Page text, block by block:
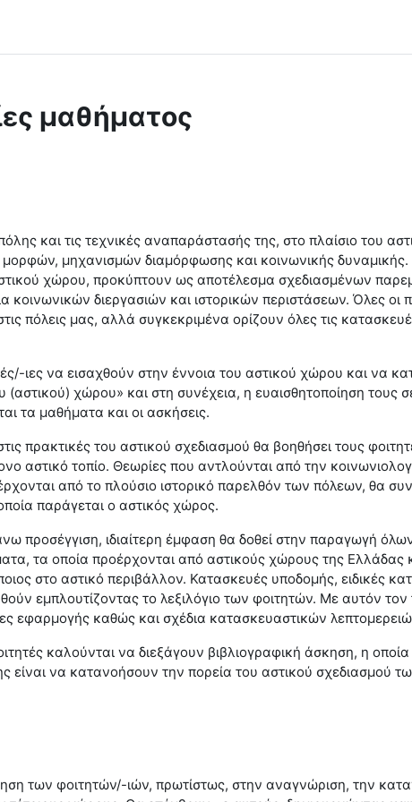
μαθήματος
και τις τεχνικές αναπαράστασής της, στο πλαίσιο του
μηχανισμών διαμόρφωσης και κοινωνικής δυναμικής.
χώρου, προκύπτουν ως αποτέλεσμα σχεδιασμένων
κοινωνικών διεργασιών και ιστορικών περιστάσεων. Όλες
πόλεις μας, αλλά συγκεκριμένα ορίζουν όλες τις
ιες να εισαχθούν στην έννοια του αστικού χώρου και να
(αστικού) χώρου» και στη συνέχεια, η ευαισθητοποίηση
τα μαθήματα και οι ασκήσεις.
πρακτικές του αστικού σχεδιασμού θα βοηθήσει τους
αστικό τοπίο. Θεωρίες που αντλούνται από την
από το πλούσιο ιστορικό παρελθόν των πόλεων, θα
παράγεται ο αστικός χώρος.
προσέγγιση, ιδιαίτερη έμφαση θα δοθεί στην παραγωγή
τα οποία προέρχονται από αστικούς χώρους της Ελλάδας
στο αστικό περιβάλλον. Κατασκευές υποδομής, ειδικές
εμπλουτίζοντας το λεξιλόγιο των φοιτητών. Με αυτόν
εφαρμογής καθώς και σχέδια κατασκευαστικών
καλούνται να διεξάγουν βιβλιογραφική άσκηση, η
να κατανοήσουν την πορεία του αστικού σχεδιασμού
των φοιτητών/-ιών, πρωτίστως, στην αναγνώριση, την